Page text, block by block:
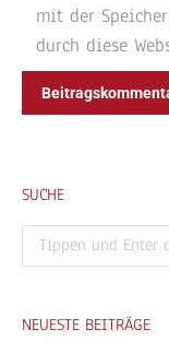
mit der
durch diese
SUCHE
Search:
NEUESTE BEITRÄGE